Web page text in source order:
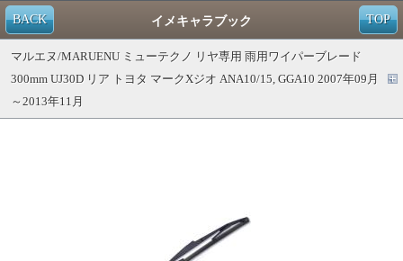
TOP
BACK イメキャラブック
マルエヌ/MARUENU ミューテクノ リヤ専用 雨用ワイパーブレード
300mm UJ30D リア トヨタ マークXジオ ANA10/15, GGA10 2007年09月
～2013年11月